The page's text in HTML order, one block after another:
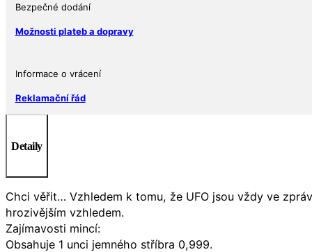
Ghanská
množství
Bezpečné dodání
Možnosti plateb a dopravy
Informace o vrácení
Reklamační řád
Detaily
Chci věřit… Vzhledem k tomu, že UFO jsou vždy ve
hrozivějším vzhledem.
Zajímavosti mincí:
Obsahuje 1 unci jemného stříbra 0,999.